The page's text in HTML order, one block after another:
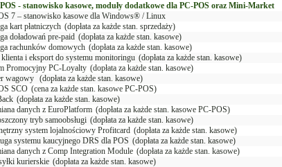
- stanowisko kasowe, moduły dodatkowe dla PC-POS oraz Mini-Market
7 – stanowisko kasowe dla Windows® / Linux
kart płatniczych (dopłata za każde stan. sprzedaży)
doładowań pre-paid (dopłata za każde stan. kasowe)
rachunków domowych (dopłata za każde stan. kasowe)
i eksport do systemu monitoringu (dopłata za każde stan. kasowe)
Promocyjny PC-Loyalty (dopłata za każde stan. kasowe)
wagowy (dopłata za każde stan. kasowe)
SCO (cena za każde stan. kasowe PC-POS)
(dopłata za każde stan. kasowe)
danych z EuroPlatform (dopłata za każde stan. kasowe PC-POS)
tryb samoobsługi (dopłata za każde stan. kasowe)
system lojalnościowy Profitcard (dopłata za każde stan. kasowe)
systemu kaucyjnego DRS dla POS (dopłata za każde stan. kasowe)
danych z Comp Integration Module (dopłata za każde stan. kasowe)
kurierskie (dopłata za każde stan. kasowe)